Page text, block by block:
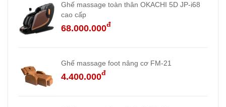
Ghế massage toàn thân OKACHI 5D JP-i68
cao cấp
68.000.000đ
Ghế massage foot nâng cơ FM-21
4.400.000đ